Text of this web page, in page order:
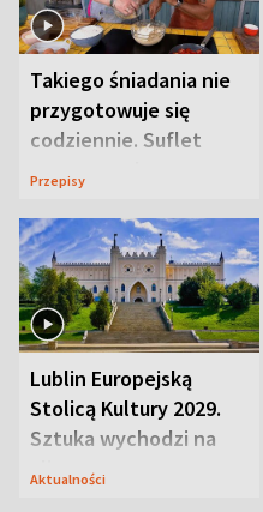
Takiego śniadania nie
przygotowuje się
codziennie. Suflet
serowy zachwyca
Przepisy
Lublin Europejską
Stolicą Kultury 2029.
Sztuka wychodzi na
ulice
Aktualności